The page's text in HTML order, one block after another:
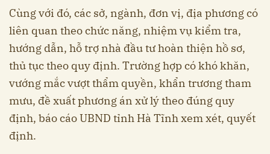
Cùng với đó, các sở, ngành, đơn vị, địa phương có
liên quan theo chức năng, nhiệm vụ kiểm tra,
hướng dẫn, hỗ trợ nhà đầu tư hoàn thiện hồ sơ,
thủ tục theo quy định. Trường hợp có khó khăn,
vướng mắc vượt thẩm quyền, khẩn trương tham
mưu, đề xuất phương án xử lý theo đúng quy
định, báo cáo UBND tỉnh Hà Tĩnh xem xét, quyết
định.